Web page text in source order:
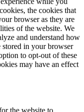
the cookies that
browser as they are
of the website. We
and understand how
in your browser
to opt-out of these
may have an effect